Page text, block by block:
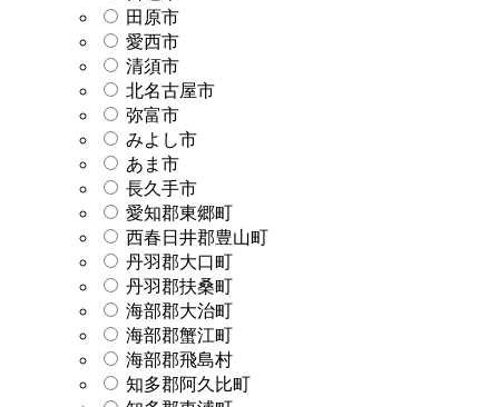
田原市
愛西市
清須市
北名古屋市
弥富市
みよし市
あま市
長久手市
愛知郡東郷町
西春日井郡豊山町
丹羽郡大口町
丹羽郡扶桑町
海部郡大治町
海部郡蟹江町
海部郡飛島村
知多郡阿久比町